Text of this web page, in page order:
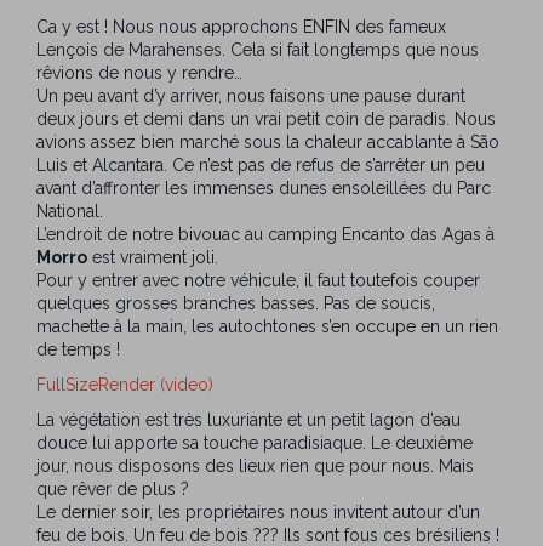
Ca y est ! Nous nous approchons ENFIN des fameux
Lençois de Marahenses. Cela si fait longtemps que nous
rêvions de nous y rendre…
Un peu avant d’y arriver, nous faisons une pause durant
deux jours et demi dans un vrai petit coin de paradis. Nous
avions assez bien marché sous la chaleur accablante à São
Luis et Alcantara. Ce n’est pas de refus de s’arrêter un peu
avant d’affronter les immenses dunes ensoleillées du Parc
National.
L’endroit de notre bivouac au camping Encanto das Agas à
Morro est vraiment joli.
Pour y entrer avec notre véhicule, il faut toutefois couper
quelques grosses branches basses. Pas de soucis,
machette à la main, les autochtones s’en occupe en un rien
de temps !
FullSizeRender (video)
La végétation est très luxuriante et un petit lagon d’eau
douce lui apporte sa touche paradisiaque. Le deuxième
jour, nous disposons des lieux rien que pour nous. Mais
que rêver de plus ?
Le dernier soir, les propriétaires nous invitent autour d’un
feu de bois. Un feu de bois ??? Ils sont fous ces brésiliens !